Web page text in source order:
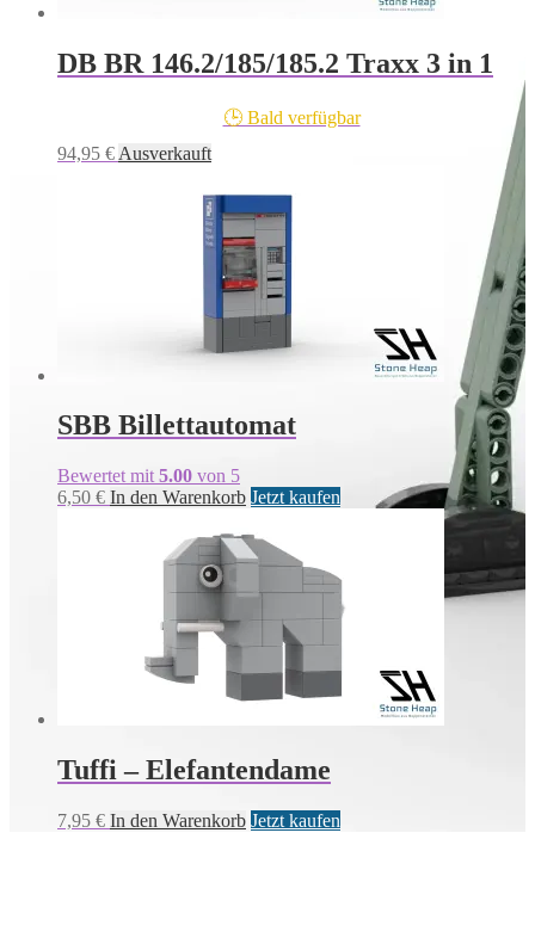
DB BR 146.2/185/185.2 Traxx 3 in 1
🕒 Bald verfügbar
94,95 € Ausverkauft
SBB Billettautomat
Bewertet mit 5.00 von 5
6,50 € In den Warenkorb Jetzt kaufen
Tuffi – Elefantendame
7,95 € In den Warenkorb Jetzt kaufen